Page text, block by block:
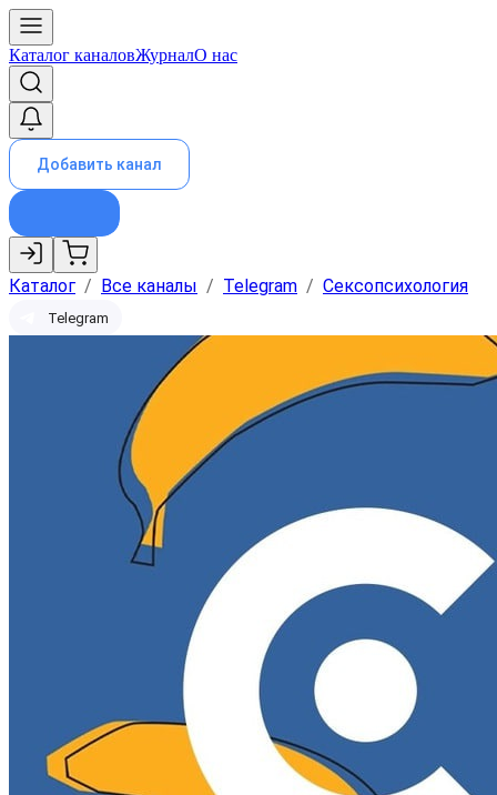
Каталог каналовЖурналО нас
Добавить канал
Каталог / Все каналы / Telegram / Сексопсихология
Telegram